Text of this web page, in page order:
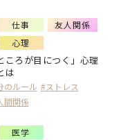
仕事
友人関係
心理
ころが目につく」心理
は
のルール #ストレス
間関係
医学